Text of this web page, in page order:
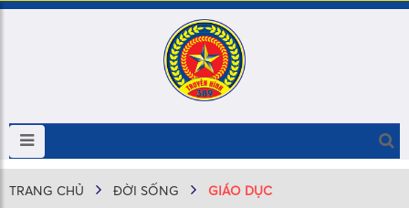
TRANG CHỦ ĐỜI SỐNG GIÁO DỤC